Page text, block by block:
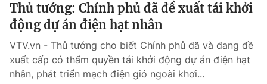
Thủ tướng: Chính phủ đã đề xuất tái khởi
động dự án điện hạt nhân
VTV.vn - Thủ tướng cho biết Chính phủ đã và đang đề
xuất cấp có thẩm quyền tái khởi động dự án điện hạt
nhân, phát triển mạch điện gió ngoài khơi...